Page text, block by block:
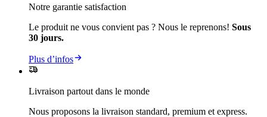
Notre garantie satisfaction
Le produit ne vous convient pas ? Nous le reprenons! Sous
30 jours.
Plus d’infos
Livraison partout dans le monde
Nous proposons la livraison standard, premium et express.